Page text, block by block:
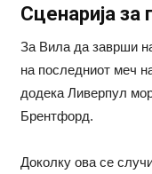
Сценарија
За Вила да заврши
на последниот меч
додека Ливерпул
Брентфорд.
Доколку ова се